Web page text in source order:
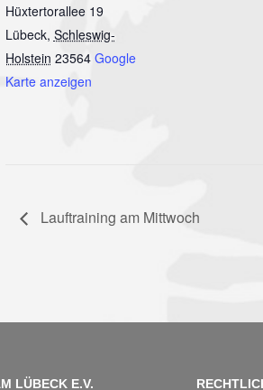
Hüxtertorallee 19
Lübeck, Schleswig-
Holstein 23564 Google
Karte anzeigen
Lauftraining am Mittwoch
LÜBECK E.V.